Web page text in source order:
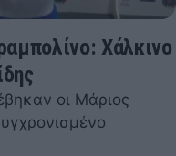
Χάλκινο
οι Μάριος